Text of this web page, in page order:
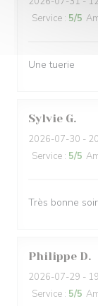
Service : 5/5
Une tuerie
Sylvie G
2026-07-30 -
Service : 5/5
Très bonne
Philippe D
2026-07-29 -
Service : 5/5